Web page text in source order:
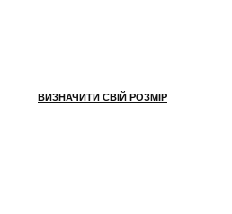
ВИЗНАЧИТИ СВІЙ РОЗМІР